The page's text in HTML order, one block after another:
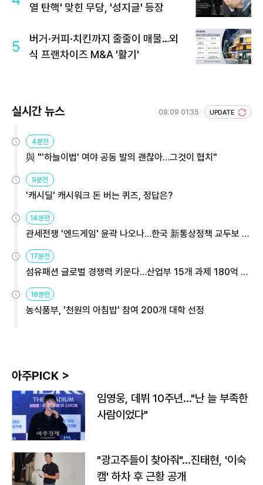
열 탄핵' 맞힌 무당, '성지글' 등장
5
버거·커피·치킨까지 줄줄이 매물…외
식 프랜차이즈 M&A '활기'
실시간 뉴스 08.09 01:35 UPDATE
4분전
與 "'하늘이법' 여야 공동 발의 괜찮아…그것이 협치"
9분전
'캐시딜' 캐시워크 돈 버는 퀴즈, 정답은?
14분전
관세전쟁 '엔드게임' 윤곽 나오나…한국 新통상정책 교두보 활
용해야
17분전
섬유패션 글로벌 경쟁력 키운다…산업부 15개 과제 180억 지
원
18분전
농식품부, '천원의 아침밥' 참여 200개 대학 선정
아주PICK >
임영웅, 데뷔 10주년…"난 늘 부족한
사람이었다"
"광고주들이 찾아줘"…진태현, '이숙
캠' 하차 후 근황 공개